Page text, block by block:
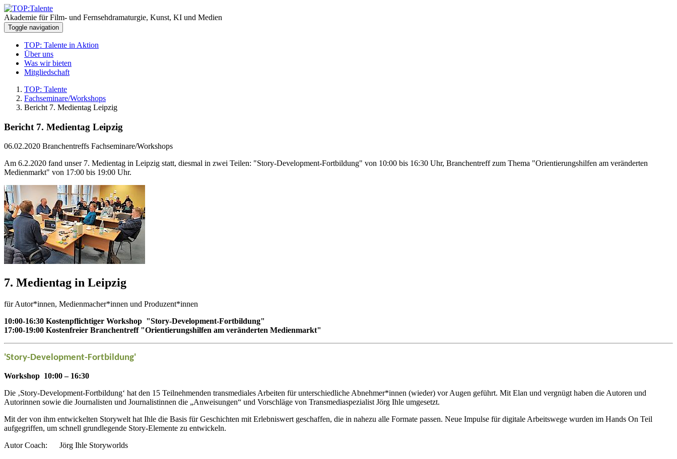
Akademie für Film- und Fernsehdramaturgie, Kunst, KI und Medien
Toggle navigation
TOP: Talente in Aktion
Über uns
Was wir bieten
Mitgliedschaft
TOP: Talente
Fachseminare/Workshops
Bericht 7. Medientag Leipzig
Bericht 7. Medientag Leipzig
06.02.2020 Branchentreffs Fachseminare/Workshops
Am 6.2.2020 fand unser 7. Medientag in Leipzig statt, diesmal in zwei Teilen: "Story-Development-Fortbildung" von 10:00 bis 16:30 Uhr, Branchentreff zum Thema "Orientierungshilfen am veränderten
Medienmarkt" von 17:00 bis 19:00 Uhr.
7. Medientag in Leipzig
für Autor*innen, Medienmacher*innen und Produzent*innen
10:00-16:30 Kostenpflichtiger Workshop "Story-Development-Fortbildung"
17:00-19:00 Kostenfreier Branchentreff "Orientierungshilfen am veränderten Medienmarkt"
'Story-Development-Fortbildung'
Workshop 10:00 – 16:30
Die ‚Story-Development-Fortbildung‘ hat den 15 Teilnehmenden transmediales Arbeiten für unterschiedliche Abnehmer*innen (wieder) vor Augen geführt. Mit Elan und vergnügt haben die Autoren und
Autorinnen sowie die Journalisten und Journalistinnen die „Anweisungen“ und Vorschläge von Transmediaspezialist Jörg Ihle umgesetzt.
Mit der von ihm entwickelten Storywelt hat Ihle die Basis für Geschichten mit Erlebniswert geschaffen, die in nahezu alle Formate passen. Neue Impulse für digitale Arbeitswege wurden im Hands On Teil
aufgegriffen, um schnell grundlegende Story-Elemente zu entwickeln.
Autor Coach: Jörg Ihle Storyworlds